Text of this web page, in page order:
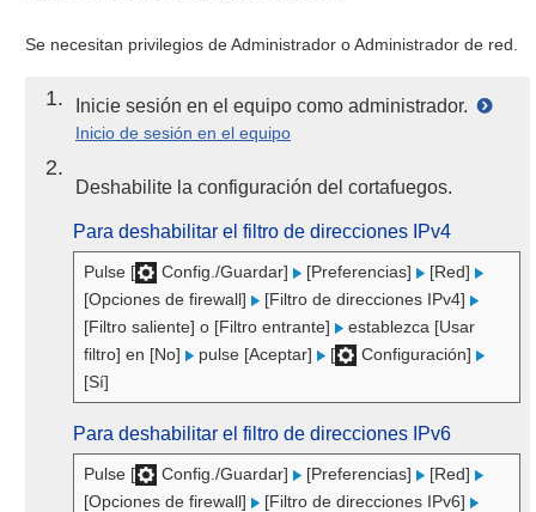
Se necesitan privilegios de Administrador o Administrador de red.
1 Inicie sesión en el equipo como administrador.
Inicio de sesión en el equipo
2
Deshabilite la configuración del cortafuegos.
Para deshabilitar el filtro de direcciones IPv4
Pulse [ Config./Guardar] [Preferencias]
[Red]
[Opciones de firewall]
[Filtro de direcciones IPv4]
[Filtro saliente] o [Filtro entrante]
establezca [Usar
filtro] en [No]
pulse [Aceptar] [
Configuración]
[Sí]
Para deshabilitar el filtro de direcciones IPv6
Pulse [ Config./Guardar] [Preferencias]
[Red]
[Opciones de firewall]
[Filtro de direcciones IPv6]